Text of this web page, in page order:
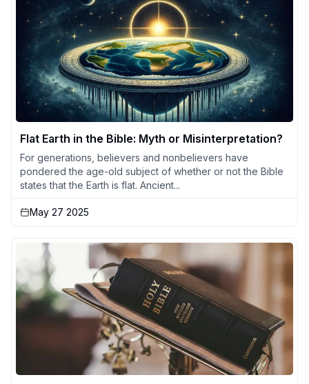
Flat Earth in the Bible: Myth or Misinterpretation?
For generations, believers and nonbelievers have
pondered the age-old subject of whether or not the Bible
states that the Earth is flat. Ancient...
May 27 2025